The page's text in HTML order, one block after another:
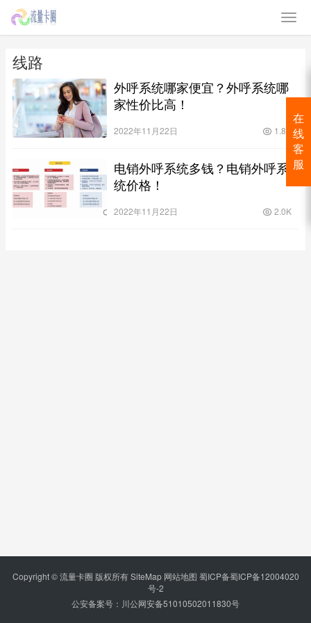
线路
外呼系统哪家便宜？外呼系统哪
家性价比高！
2022年11月22日 1.8K
电销外呼系统多钱？电销外呼系
统价格！
2022年11月22日 2.0K
在
线
客
服
Copyright © 流量卡圈 版权所有SiteMap 网站地图 蜀ICP备蜀ICP备12004020
号-2
公安备案号：川公网安备51010502011830号